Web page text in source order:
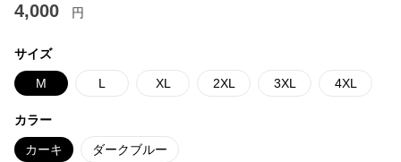
4,000 円
サイズ
M L XL 2XL 3XL 4XL
カラー
カーキ ダークブルー